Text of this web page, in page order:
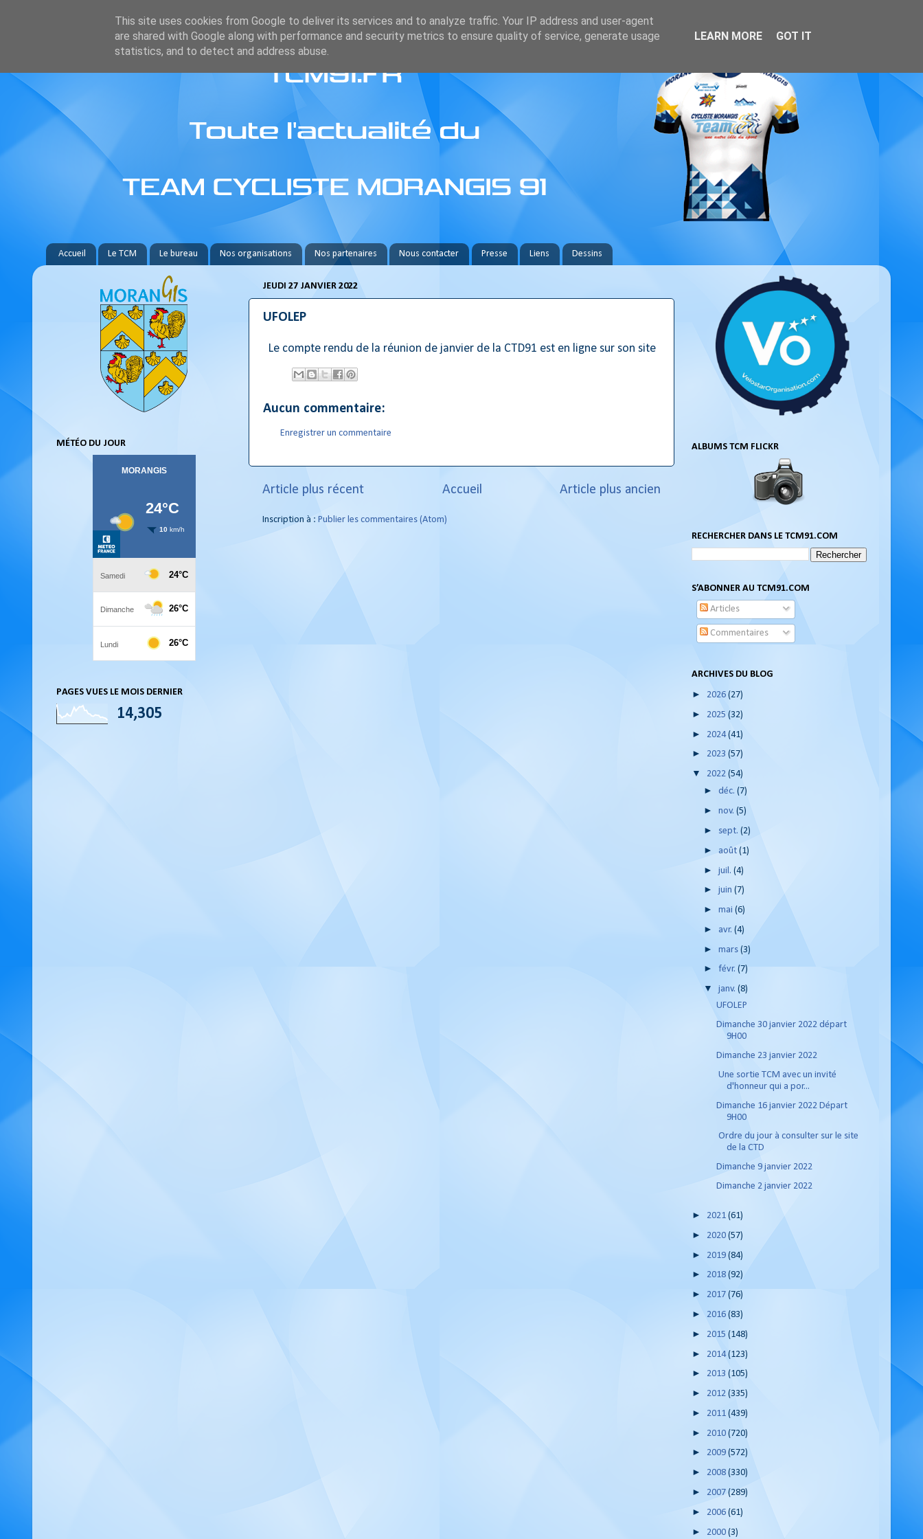
Accueil Le TCM Le bureau Nos organisations Nos partenaires Nous contacter Presse Liens Dessins
JEUDI 27 JANVIER 2022
UFOLEP
Le compte rendu de la réunion de janvier de la CTD91 est en ligne sur son site
Aucun commentaire:
Enregistrer un commentaire
Article plus récent Article plus ancien
Accueil
Inscription à : Publier les commentaires (Atom)
MÉTÉO DU JOUR
PAGES VUES LE MOIS DERNIER
14,305
ALBUMS TCM FLICKR
RECHERCHER DANS LE TCM91.COM
S’ABONNER AU TCM91.COM
Articles
Commentaires
ARCHIVES DU BLOG
► 2026 (27)
► 2025 (32)
► 2024(41)
► 2023 (57)
▼ 2022 (54)
►déc.(7)
►nov.(5)
► sept.(2)
► août(1)
►juil.(4)
►juin(7)
►mai(6)
► avr.(4)
►mars(3)
►févr.(7)
▼janv.(8)
UFOLEP
Dimanche 30 janvier 2022 départ
9H00
Dimanche 23 janvier 2022
Une sortie TCM avec un invité
d'honneur qui a por...
Dimanche 16 janvier 2022 Départ
9H00
Ordre du jour à consulter sur le site
de la CTD
Dimanche 9 janvier 2022
Dimanche 2 janvier 2022
► 2021 (61)
► 2020 (57)
► 2019 (84)
► 2018 (92)
► 2017 (76)
► 2016 (83)
► 2015 (148)
► 2014(123)
► 2013 (105)
► 2012 (335)
► 2011 (439)
► 2010 (720)
► 2009 (572)
► 2008 (330)
► 2007 (289)
► 2006 (61)
► 2000 (3)
This site uses cookies from Google to deliver its services and to analyze traffic. Your IP address and user-agent
are shared with Google along with performance and security metrics to ensure quality of service, generate usage
statistics, and to detect and address abuse.
LEARN MORE GOT IT